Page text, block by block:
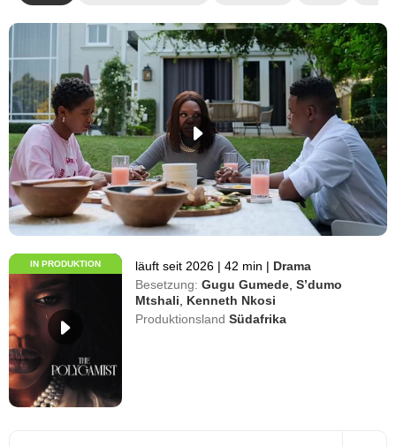
IN PRODUKTION läuft seit 2026 | 42 min | Drama
Besetzung: Gugu Gumede ,S’dumo
Mtshali
Kenneth Nkosi
Produktionsland Südafrika